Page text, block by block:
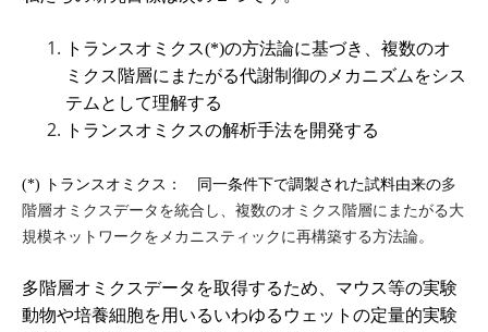
研究者向けデータベース
用語集
ニュース
イベント
採用・人材育成
アクセス
サイトマップ
トランスオミクス(*)の方法論に基づき、 複数のオ
ミクス階層にまたがる代謝制御のメカニズムをシス
テムとして理解する
トランスオミクスの解析手法を開発する
(*) トランスオミクス： 同一条件下で調製された試料由来の多
階層オミクスデータを統合し、複数のオミクス階層にまたがる大
規模ネットワークをメカニスティックに再構築する方法論。
多階層オミクスデータを取得するため、マウス等の実験
動物や培養細胞を用いるいわゆるウェットの定量的実験